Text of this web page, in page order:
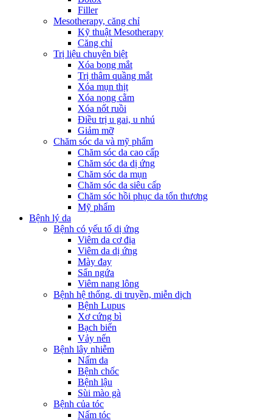
Filler
Mesotherapy, căng chỉ
Kỹ thuật Mesotherapy
Căng chỉ
Trị liệu chuyên biệt
Xóa bọng mắt
Trị thâm quầng mắt
Xóa mụn thịt
Xóa nọng cằm
Xóa nốt ruồi
Điều trị u gai, u nhú
Giảm mỡ
Chăm sóc da và mỹ phẩm
Chăm sóc da cao cấp
Chăm sóc da dị ứng
Chăm sóc da mụn
Chăm sóc da siêu cấp
Chăm sóc hồi phục da tổn thương
Mỹ phẩm
Bệnh lý da
Bệnh có yếu tố dị ứng
Viêm da cơ địa
Viêm da dị ứng
Mày đay
Sẩn ngứa
Viêm nang lông
Bệnh hệ thống, di truyền, miễn dịch
Bệnh Lupus
Xơ cứng bì
Bạch biến
Vảy nến
Bệnh lây nhiễm
Nấm da
Bệnh chốc
Bệnh lậu
Sùi mào gà
Bệnh của tóc
Nấm tóc